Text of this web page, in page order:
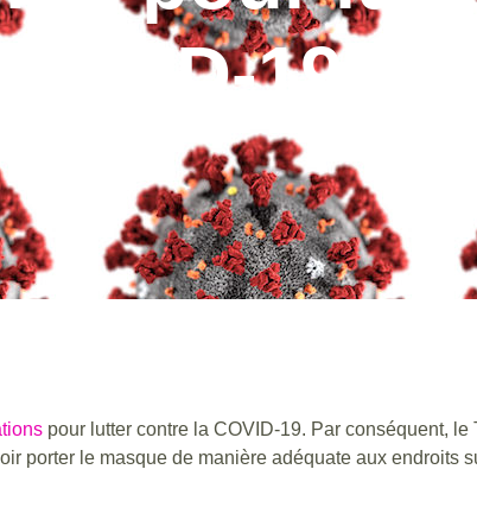
COVID-19
pour lutter contre la COVID-19. Par conséquent,
porter le masque de manière adéquate aux endroits